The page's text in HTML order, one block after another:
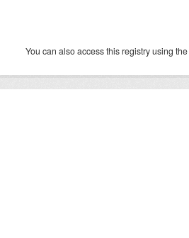
You can also access this registry using the